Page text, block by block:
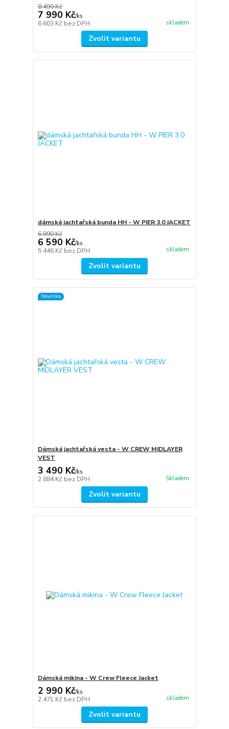
8 490 Kč
7 990 Kč/ks
6 603 Kč bez DPH skladem
Zvolit variantu
dámská jachtařská bunda HH - W PIER 3.0 JACKET
6 890 Kč
6 590 Kč/ks
5 446 Kč bez DPH skladem
Zvolit variantu
Novinka
Dámská jachtařská vesta - W CREW MIDLAYER
VEST
3 490 Kč/ks
2 884 Kč bez DPH Skladem
Zvolit variantu
Dámská mikina - W Crew Fleece Jacket
2 990 Kč/ks
2 471 Kč bez DPH skladem
Zvolit variantu